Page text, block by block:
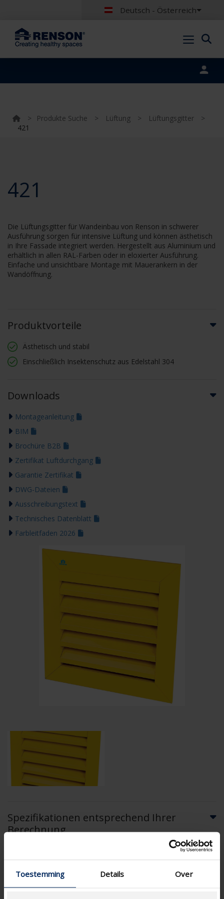
Toestemming Details Over
Deutsch - Österreich
> Produkte Suche > Lüftung > Lüftungsgitter
>
421
421
Die Lüftungsgitter für Wandeinbau von Renson in schwerer
Ausführung sorgen für intensive Lüftung und können ästhetisch
in Ihre Fassade integriert werden. Hergestellt aus Aluminium und
erhältlich in allen RAL-Farben oder in eloxierter Ausführung.
Einfache und unsichtbare Montage mit Mauerankern in der
Wandöffnung.
Produktvorteile
Ästhetisch und stabil
Einschließlich Insektenschutz aus Edelstahl 304
Downloads
Montageanleitung
BIM
Brochüre B2B
Zertifikat Luftdurchgang
Garantie Zertifikat
DWG-Dateien
Ausschreibungstext
Technisches Datenblatt
Farbleitfaden 2026
Spezifikationen entsprechend Ihrer
Berechnung